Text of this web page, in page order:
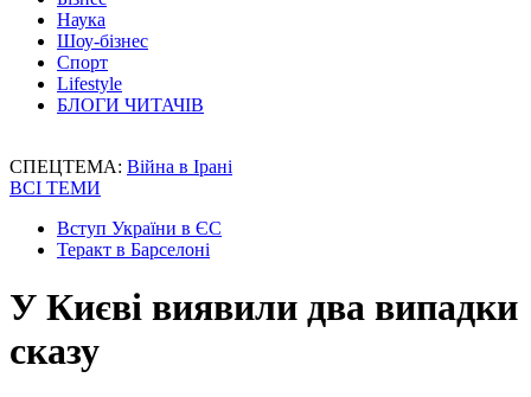
Наука
Шоу-бізнес
Спорт
Lifestyle
БЛОГИ ЧИТАЧІВ
СПЕЦТЕМА: Війна в Ірані
ВСІ ТЕМИ
Вступ України в ЄС
Теракт в Барселоні
У Києві виявили два випадки
сказу